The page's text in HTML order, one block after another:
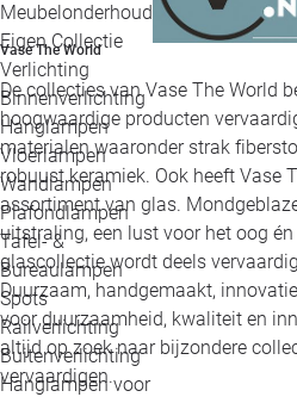
Meubelonderhoud
Eigen Collectie
Verlichting
Binnenverlichting
Hanglampen
Vloerlampen
Wandlampen
Plafondlampen
Tafel- &
Bureaulampen
Spots
Railverlichting
Buitenverlichting
Hanglampen voor
Vase The World
De collecties van Vase The World
hoogwaardige producten
materialen waaronder strak
robuust keramiek. Ook heeft Vase
assortiment van glas.
uitstraling, een lust voor het oog
glascollectie wordt deels
Duurzaam, handgemaakt,
voor duurzaamheid, kwaliteit en
altijd op zoek naar bijzondere
vervaardigen.